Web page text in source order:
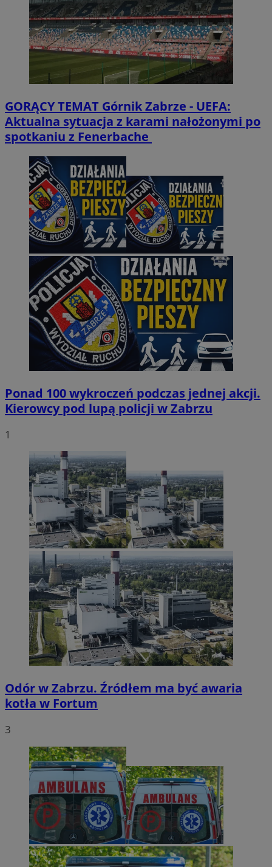
GORĄCY TEMAT Górnik Zabrze - UEFA:
Aktualna sytuacja z karami nałożonymi po
spotkaniu z Fenerbache
Ponad 100 wykroczeń podczas jednej akcji.
Kierowcy pod lupą policji w Zabrzu
1
Odór w Zabrzu. Źródłem ma być awaria
kotła w Fortum
3